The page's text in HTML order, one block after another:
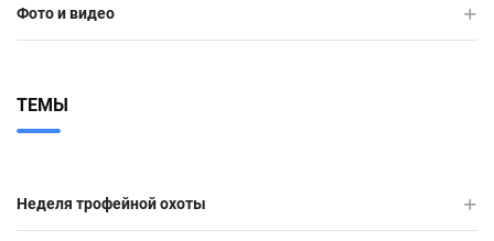
Фото и видео
ТЕМЫ
Неделя трофейной охоты